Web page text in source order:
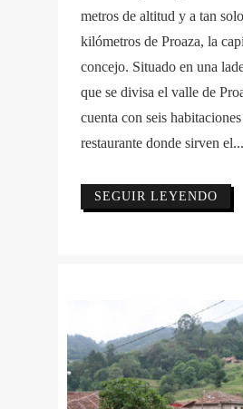
metros de altitud y a tan
kilómetros de Proaza, la
concejo. Situado en una
que se divisa el valle de
cuenta con seis
restaurante donde sirven el...
SEGUIR LEYENDO